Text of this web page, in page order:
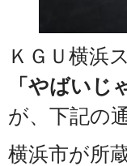
ＫＧＵ横浜
「やばいじ
が、下記の
横浜市が所